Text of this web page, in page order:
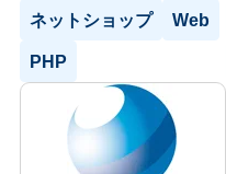
ネットショップ Web
PHP